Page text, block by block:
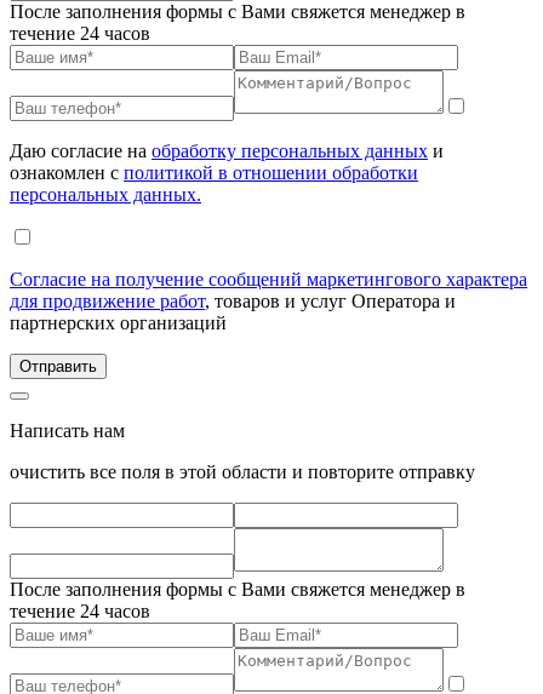
После заполнения формы с Вами свяжется менеджер в
течение 24 часов
Даю согласие на обработку персональных данных и
ознакомлен с политикой в отношении обработки
персональных данных.
Согласие на получение сообщений маркетингового характера
для продвижение работ, товаров и услуг Оператора и
партнерских организаций
Написать нам
очистить все поля в этой области и повторите отправку
После заполнения формы с Вами свяжется менеджер в
течение 24 часов